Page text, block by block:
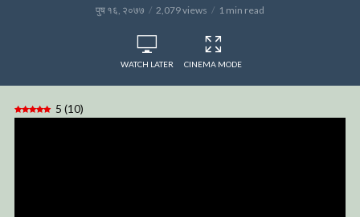
पुष १६, २०७७ 2,079 views 1 min read
WATCH LATER CINEMA MODE
5 (10)